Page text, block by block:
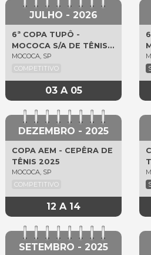
JULHO - 2026
6ª COPA TUPÔ -
MOCOCA S/A DE TÊNIS
2026
MOCOCA, SP
COMPETITIVO
03 A 05
DEZEMBRO - 2025
COPA AEM - CEPÊRA DE
TÊNIS 2025
MOCOCA, SP
COMPETITIVO
12 A 14
SETEMBRO - 2025